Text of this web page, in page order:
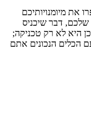
את מיומנויותיכם
דבר שיכניס
היא לא רק טכניקה;
הכלים הנכונים אתם